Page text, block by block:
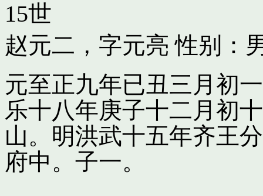
15世
赵元二，字元亮 性别：
元至正九年已丑三月初
乐十八年庚子十二月初
山。明洪武十五年齐王
府中。子一。